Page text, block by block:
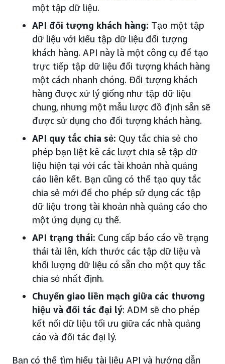
một tập dữ liệu.
API đối tượng khách hàng: Tạo một tập
dữ liệu với kiểu tập dữ liệu đối tượng
khách hàng. API này là một công cụ để tạo
trực tiếp tập dữ liệu đối tượng khách hàng
một cách nhanh chóng. Đối tượng khách
hàng được xử lý giống như tập dữ liệu
chung, nhưng một mẫu lược đồ định sẵn sẽ
được sử dụng cho đối tượng khách hàng.
API quy tắc chia sẻ: Quy tắc chia sẻ cho
phép bạn liệt kê các lượt chia sẻ tập dữ
liệu hiện tại với các tài khoản nhà quảng
cáo liên kết. Bạn cũng có thể tạo quy tắc
chia sẻ mới để cho phép sử dụng các tập
dữ liệu trong tài khoản nhà quảng cáo cho
một ứng dụng cụ thể.
API trạng thái: Cung cấp báo cáo về trạng
thái tải lên, kích thước các tập dữ liệu và
khối lượng dữ liệu có sẵn cho một quy tắc
chia sẻ nhất định.
Chuyển giao liền mạch giữa các thương
hiệu và đối tác đại lý: ADM sẽ cho phép
kết nối dữ liệu tối ưu giữa các nhà quảng
cáo và đối tác đại lý.
Bạn có thể tìm hiểu tài liệu API và hướng dẫn